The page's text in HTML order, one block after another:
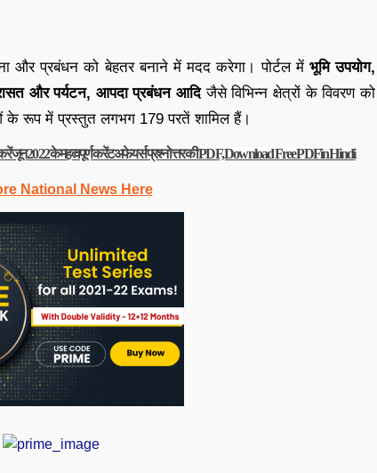
और प्रबंधन को बेहतर बनाने में मदद करेगा। पोर्टल में भूमि उपयोग,
और पर्यटन, आपदा प्रबंधन आदिजैसे विभिन्न क्षेत्रों के विवरण को
के रूप में प्रस्तुत लगभग 179 परतें शामिल हैं।
2022 के महत्वपूर्ण करेंट अफेयर्स प्रश्नोत्तर की PDF, Download Free PDF in Hindi
National News Here